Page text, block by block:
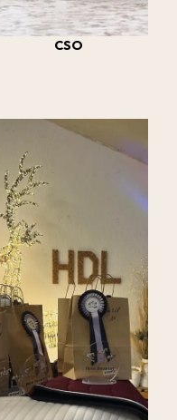
CSO